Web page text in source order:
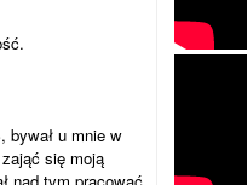
bywał u mnie w
się moją